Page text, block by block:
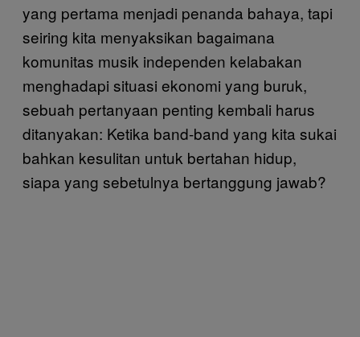
yang pertama menjadi penanda bahaya, tapi
seiring kita menyaksikan bagaimana
komunitas musik independen kelabakan
menghadapi situasi ekonomi yang buruk,
sebuah pertanyaan penting kembali harus
ditanyakan: Ketika band-band yang kita sukai
bahkan kesulitan untuk bertahan hidup,
siapa yang sebetulnya bertanggung jawab?